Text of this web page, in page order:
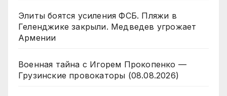
Элиты боятся усиления ФСБ. Пляжи в
Геленджике закрыли. Медведев угрожает
Армении
Военная тайна с Игорем Прокопенко —
Грузинские провокаторы (08.08.2026)